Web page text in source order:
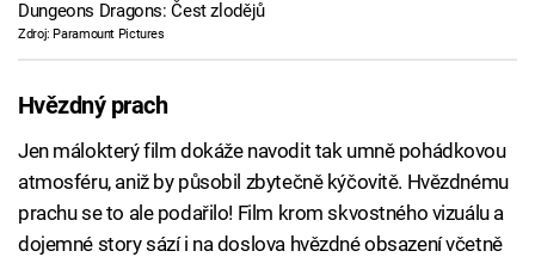
Dungeons Dragons: Čest zlodějů
Zdroj: Paramount Pictures
Hvězdný prach
Jen málokterý film dokáže navodit tak umně pohádkovou
atmosféru, aniž by působil zbytečně kýčovitě. Hvězdnému
prachu se to ale podařilo! Film krom skvostného vizuálu a
dojemné story sází i na doslova hvězdné obsazení včetně